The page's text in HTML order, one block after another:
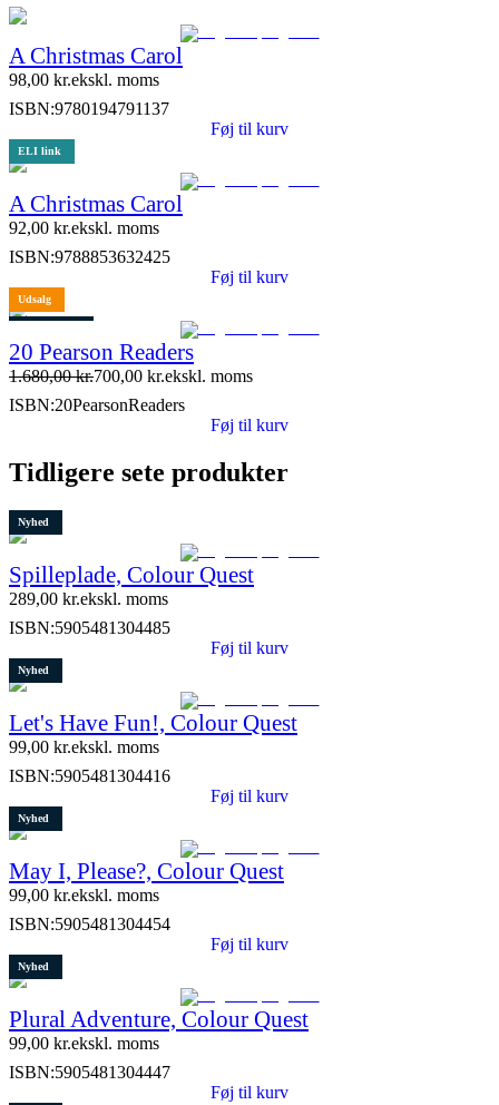
A Christmas Carol
98,00 kr.ekskl. moms
ISBN:9780194791137
Føj til kurv
ELI link
A Christmas Carol
92,00 kr.ekskl. moms
ISBN:9788853632425
Føj til kurv
Udsalg
20 Pearson Readers
1.680,00kr.700,00 kr.ekskl. moms
ISBN:20PearsonReaders
Føj til kurv
Tidligere sete produkter
Nyhed
Spilleplade, Colour Quest
289,00 kr.ekskl. moms
ISBN:5905481304485
Føj til kurv
Nyhed
Let's Have Fun!, Colour Quest
99,00 kr.ekskl. moms
ISBN:5905481304416
Føj til kurv
Nyhed
May I, Please?, Colour Quest
99,00 kr.ekskl. moms
ISBN:5905481304454
Føj til kurv
Nyhed
Plural Adventure, Colour Quest
99,00 kr.ekskl. moms
ISBN:5905481304447
Føj til kurv